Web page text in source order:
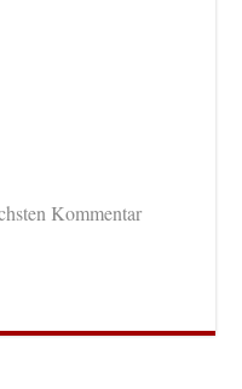
Kommentar